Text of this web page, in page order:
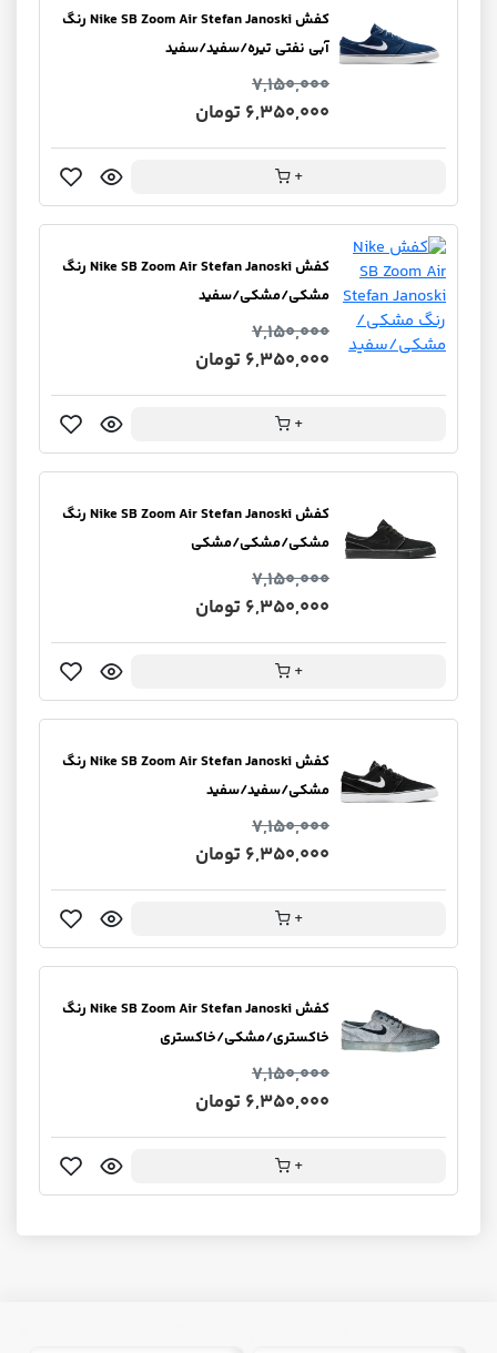
کفش Nike SB Zoom Air Stefan Janoski رنگ
آبی نفتی تیره/سفید/سفید
7,150,000
6,350,000 تومان
+
کفش Nike SB Zoom Air Stefan Janoski رنگ
مشکی/مشکی/سفید
7,150,000
6,350,000 تومان
+
کفش Nike SB Zoom Air Stefan Janoski رنگ
مشکی/مشکی/مشکی
7,150,000
6,350,000 تومان
+
کفش Nike SB Zoom Air Stefan Janoski رنگ
مشکی/سفید/سفید
7,150,000
6,350,000 تومان
+
کفش Nike SB Zoom Air Stefan Janoski رنگ
خاکستری/مشکی/خاکستری
7,150,000
6,350,000 تومان
+